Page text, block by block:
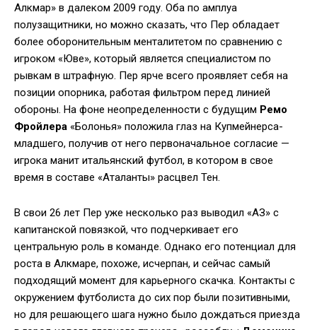
Алкмар» в далеком 2009 году. Оба по амплуа
полузащитники, но можно сказать, что Пер обладает
более оборонительным менталитетом по сравнению с
игроком «Юве», который является специалистом по
рывкам в штрафную. Пер ярче всего проявляет себя на
позиции опорника, работая фильтром перед линией
обороны. На фоне неопределенности с будущим Ремо
Фройлера «Болонья» положила глаз на Купмейнерса-
младшего, получив от него первоначальное согласие —
игрока манит итальянский футбол, в котором в свое
время в составе «Аталанты» расцвел Тен.
В свои 26 лет Пер уже несколько раз выводил «АЗ» с
капитанской повязкой, что подчеркивает его
центральную роль в команде. Однако его потенциал для
роста в Алкмаре, похоже, исчерпан, и сейчас самый
подходящий момент для карьерного скачка. Контакты с
окружением футболиста до сих пор были позитивными,
но для решающего шага нужно было дождаться приезда